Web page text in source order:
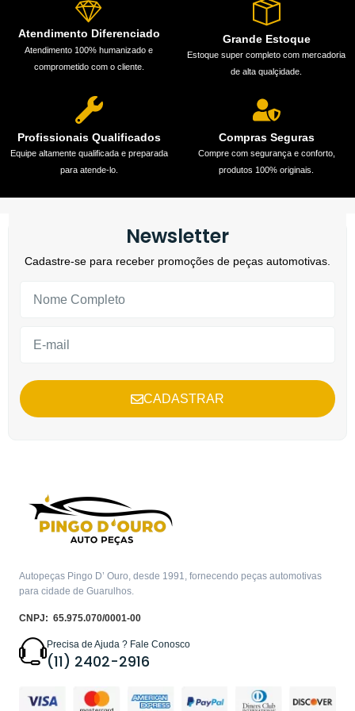
Atendimento Diferenciado
Atendimento 100% humanizado e
comprometido com o cliente.
Grande Estoque
Estoque super completo com mercadoria
de alta qualçidade.
Profissionais Qualificados
Equipe altamente qualificada e preparada
para atende-lo.
Compras Seguras
Compre com segurança e conforto,
produtos 100% originais.
Newsletter
Cadastre-se para receber promoções de peças automotivas.
CADASTRAR
Autopeças Pingo D’ Ouro, desde 1991, fornecendo peças automotivas
para cidade de Guarulhos.
CNPJ: 65.975.070/0001-00
Precisa de Ajuda ? Fale Conosco
(11) 2402-2916